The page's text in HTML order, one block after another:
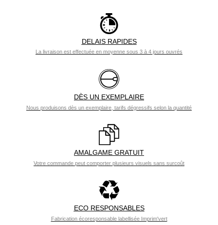
DELAIS RAPIDES
La livraison est effectuée en moyenne sous 3 à 4 jours ouvrés
DÈS UN EXEMPLAIRE
Nous produisons dès un exemplaire, tarifs dégressifs selon la quantité
AMALGAME GRATUIT
Votre commande peut comporter plusieurs visuels sans surcoût
ECO RESPONSABLES
Fabrication écoresponsable labellisée Imprim'vert